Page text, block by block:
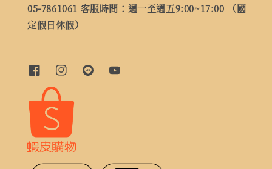
05-7861061 客服時間：週一至週五9:00~17:00 （國
定假日休假）